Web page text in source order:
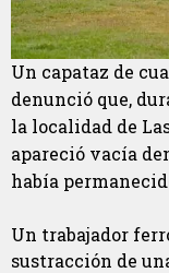
Un capataz de
denunció que,
la localidad de
apareció vacía
había
Un trabajador
sustracción de